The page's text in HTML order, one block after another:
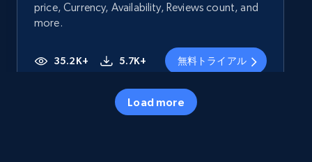
price, Currency, Availability, Reviews count, and
more.
35.2K+ 5.7K+ 無料トライアル
Load more